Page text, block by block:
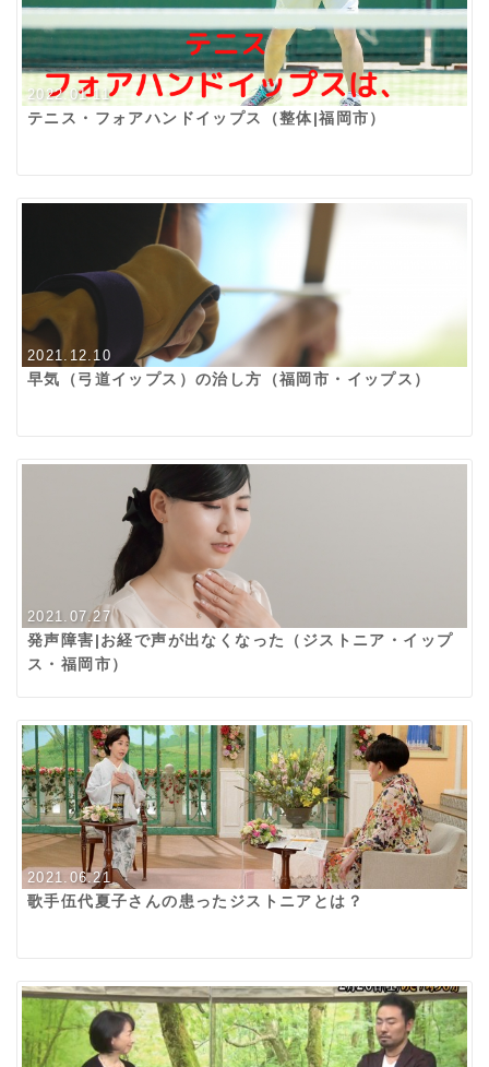
2022.01.11
テニス・フォアハンドイップス（整体|福岡市）
2021.12.10
早気（弓道イップス）の治し方（福岡市・イップス）
2021.07.27
発声障害|お経で声が出なくなった（ジストニア・イップ
ス・福岡市）
2021.06.21
歌手伍代夏子さんの患ったジストニアとは？